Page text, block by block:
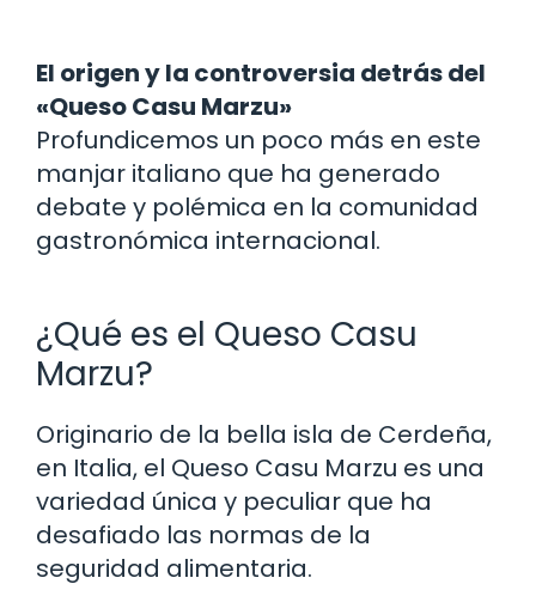
El origen y la controversia detrás del
«Queso Casu Marzu»
Profundicemos un poco más en este
manjar italiano que ha generado
debate y polémica en la comunidad
gastronómica internacional.
¿Qué es el Queso Casu
Marzu?
Originario de la bella isla de Cerdeña,
en Italia, el Queso Casu Marzu es una
variedad única y peculiar que ha
desafiado las normas de la
seguridad alimentaria.